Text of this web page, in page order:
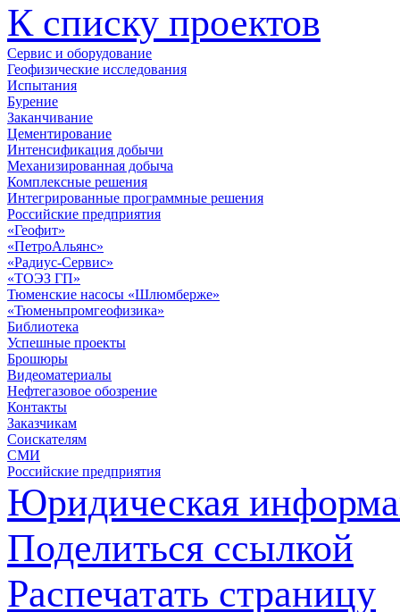
К списку проектов
Сервис и оборудование
Геофизические исследования
Испытания
Бурение
Заканчивание
Цементирование
Интенсификация добычи
Механизированная добыча
Комплексные решения
Интегрированные программные решения
Российские предприятия
«Геофит»
«ПетроАльянс»
«Радиус-Сервис»
«ТОЭЗ ГП»
Тюменские насосы «Шлюмберже»
«Тюменьпромгеофизика»
Библиотека
Успешные проекты
Брошюры
Видеоматериалы
Нефтегазовое обозрение
Контакты
Заказчикам
Соискателям
СМИ
Российские предприятия
Юридическая
Поделиться ссылкой
Распечатать страницу